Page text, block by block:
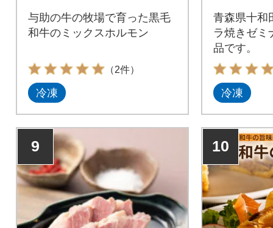
与助の牛の牧場で育った黒毛
和牛のミックスホルモン
（2件）
冷凍
青森県十和
ラ焼きゼミ
品です。
冷凍
9 10